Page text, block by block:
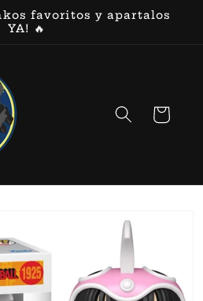
favoritos y apartalos
YA! 🔥
Carrito